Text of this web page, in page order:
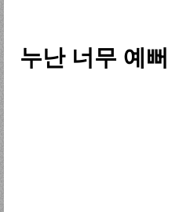
누난 너무 예뻐